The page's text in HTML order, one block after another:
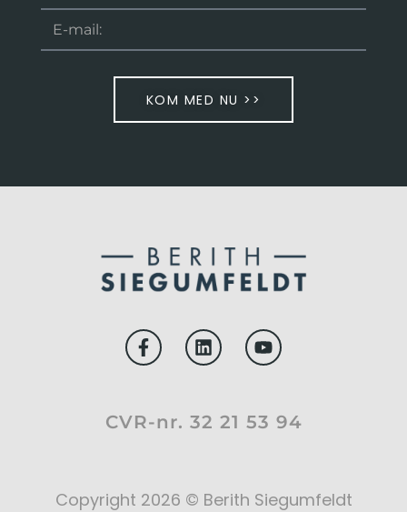
KOM MED NU >>
CVR-nr. 32 21 53 94
Copyright 2026 © Berith Siegumfeldt